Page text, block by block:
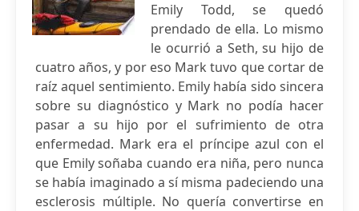
Emily Todd, se quedó
prendado de ella. Lo mismo
le ocurrió a Seth, su hijo de
cuatro años, y por eso Mark tuvo que cortar de
raíz aquel sentimiento. Emily había sido sincera
sobre su diagnóstico y Mark no podía hacer
pasar a su hijo por el sufrimiento de otra
enfermedad. Mark era el príncipe azul con el
que Emily soñaba cuando era niña, pero nunca
se había imaginado a sí misma padeciendo una
esclerosis múltiple. No quería convertirse en